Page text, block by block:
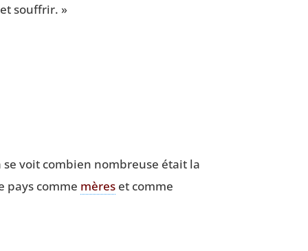
souffrir. »
voit com­bien nom­breuse était la
pays comme mères et comme